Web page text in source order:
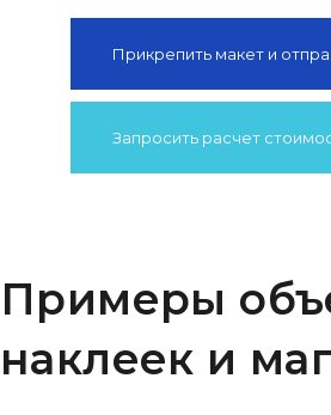
Прикрепить макет и
Запросить расчет
Примеры
наклеек и